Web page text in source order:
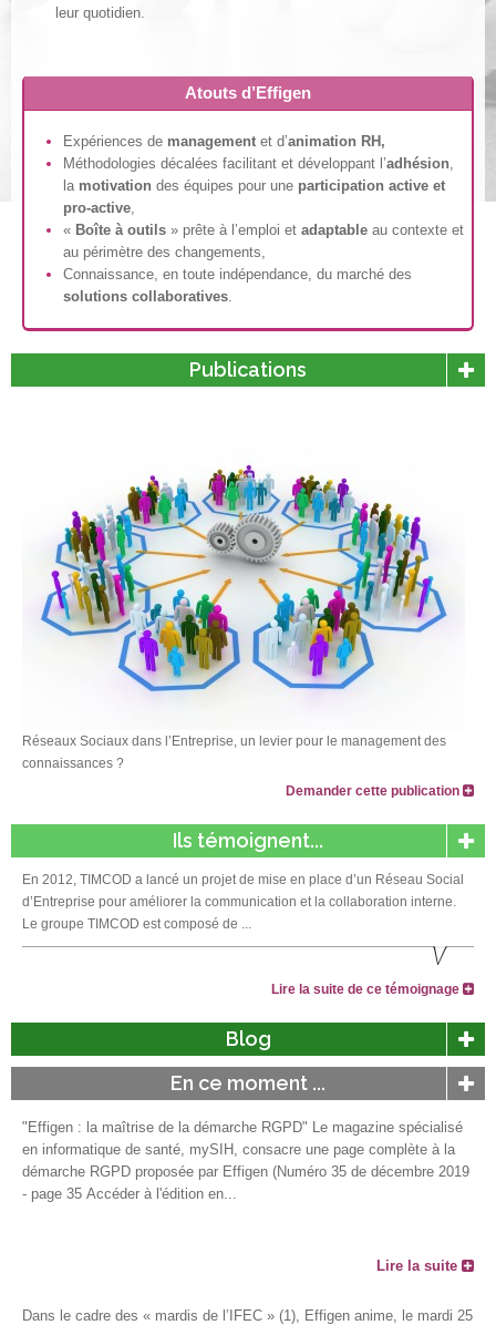
leur quotidien.
Atouts d’Effigen
Expériences de management et d’animation RH,
Méthodologies décalées facilitant et développant l’adhésion
la motivation des équipes pour une participation active et
pro-active
« Boîte à outils » prête à l’emploi et adaptable au contexte et
au périmètre des changements,
Connaissance, en toute indépendance, du marché des
solutions collaboratives
Publications
Réseaux Sociaux dans l’Entreprise, un levier pour le management des
connaissances ?
Demander cette publication
Ils témoignent...
En 2012, TIMCOD a lancé un projet de mise en place d’un Réseau Social
d’Entreprise pour améliorer la communication et la collaboration interne.
Le groupe TIMCOD est composé de ...
Lire la suite de ce témoignage
Blog
En ce moment ...
"Effigen : la maîtrise de la démarche RGPD" Le magazine spécialisé
en informatique de santé, mySIH, consacre une page complète à la
démarche RGPD proposée par Effigen (Numéro 35 de décembre 2019
- page 35 Accéder à l'édition en...
Lire la suite
Dans le cadre des « mardis de l’IFEC » (1), Effigen anime, le mardi 25